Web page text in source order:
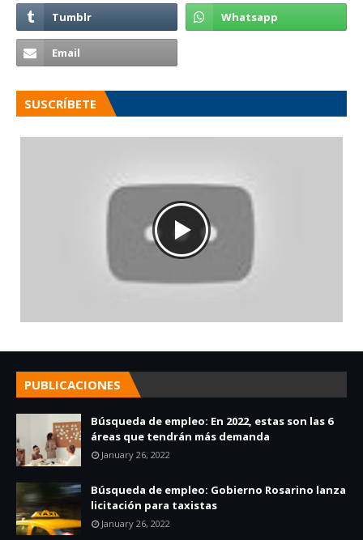
SUSCRÍBETE
PUBLICACIONES
Búsqueda de empleo: En 2022, estas son las 6
áreas que tendrán más demanda
January 26, 2022
Búsqueda de empleo: Gobierno Rosarino lanza
licitación para taxistas
January 26, 2022